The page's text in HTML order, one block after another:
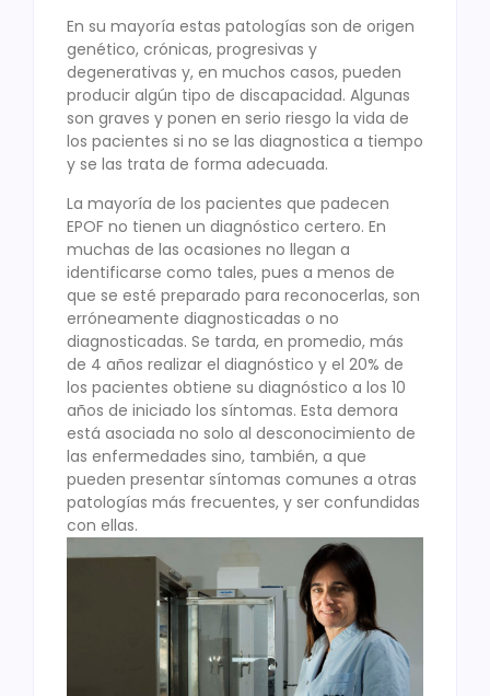
En su mayoría estas patologías son de origen
genético, crónicas, progresivas y
degenerativas y, en muchos casos, pueden
producir algún tipo de discapacidad. Algunas
son graves y ponen en serio riesgo la vida de
los pacientes si no se las diagnostica a tiempo
y se las trata de forma adecuada.
La mayoría de los pacientes que padecen
EPOF no tienen un diagnóstico certero. En
muchas de las ocasiones no llegan a
identificarse como tales, pues a menos de
que se esté preparado para reconocerlas, son
erróneamente diagnosticadas o no
diagnosticadas. Se tarda, en promedio, más
de 4 años realizar el diagnóstico y el 20% de
los pacientes obtiene su diagnóstico a los 10
años de iniciado los síntomas. Esta demora
está asociada no solo al desconocimiento de
las enfermedades sino, también, a que
pueden presentar síntomas comunes a otras
patologías más frecuentes, y ser confundidas
con ellas.